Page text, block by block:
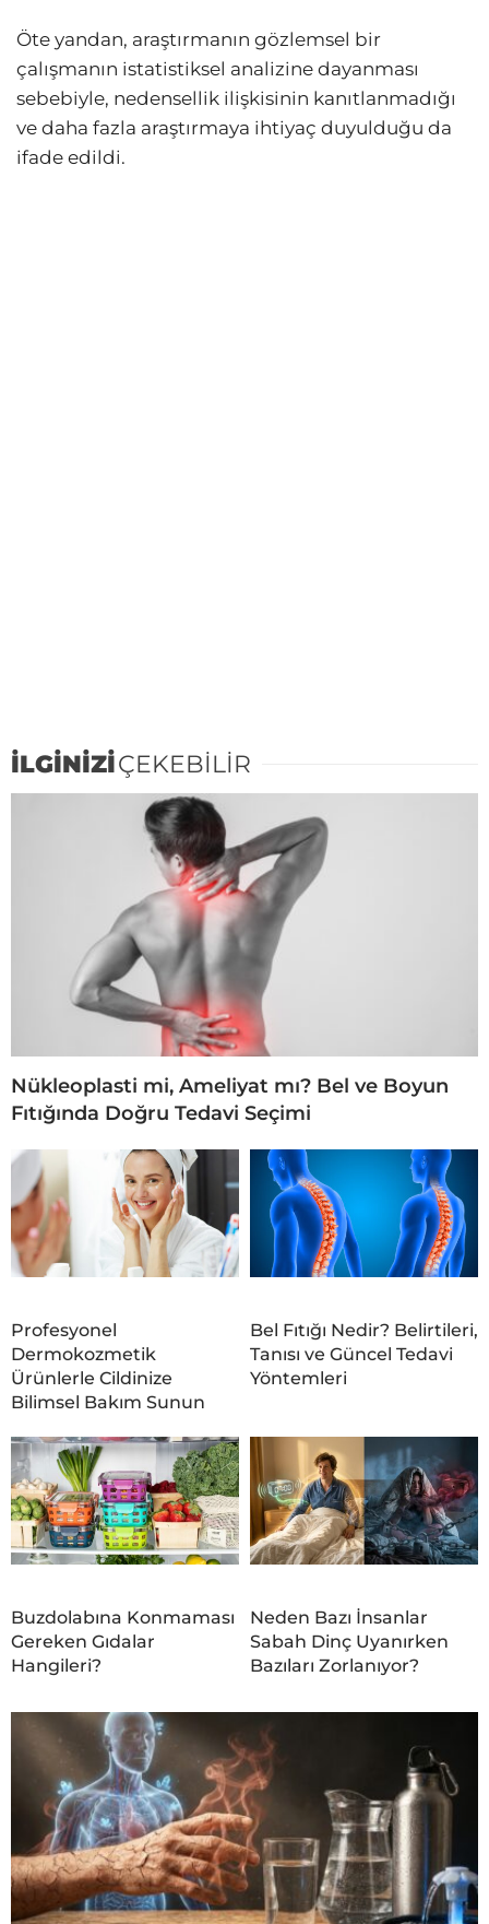
Öte yandan, araştırmanın gözlemsel bir
çalışmanın istatistiksel analizine dayanması
sebebiyle, nedensellik ilişkisinin kanıtlanmadığı
ve daha fazla araştırmaya ihtiyaç duyulduğu da
ifade edildi.
İLGİNİZİÇEKEBİLİR
Nükleoplasti mi, Ameliyat mı? Bel ve Boyun
Fıtığında Doğru Tedavi Seçimi
Profesyonel
Dermokozmetik
Ürünlerle Cildinize
Bilimsel Bakım Sunun
Bel Fıtığı Nedir? Belirtileri,
Tanısı ve Güncel Tedavi
Yöntemleri
Buzdolabına Konmaması
Gereken Gıdalar
Hangileri?
Neden Bazı İnsanlar
Sabah Dinç Uyanırken
Bazıları Zorlanıyor?